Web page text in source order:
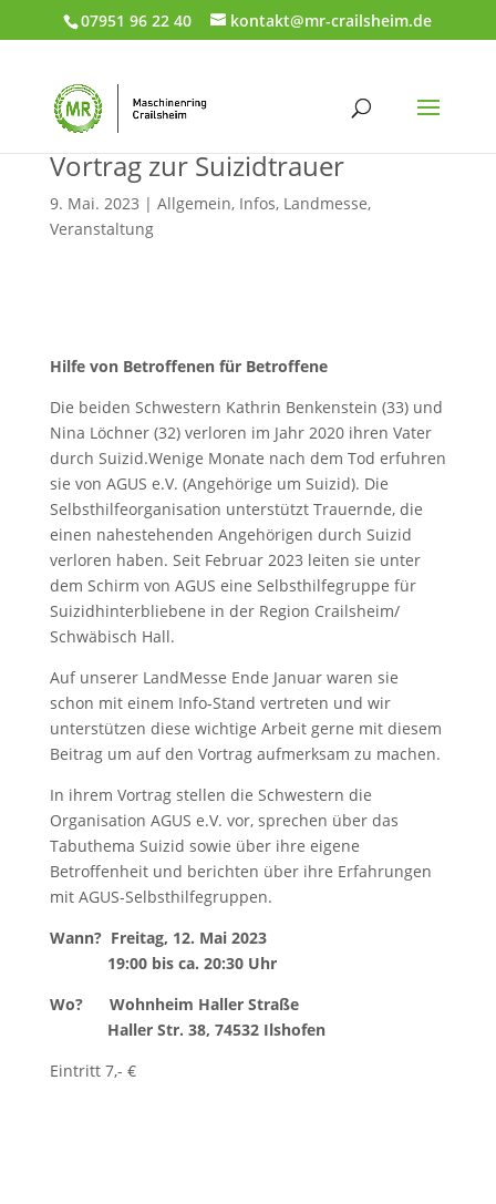
07951 96 22 40 kontakt@mr-crailsheim.de
Vortrag zur Suizidtrauer
9. Mai. 2023 | Allgemein, Infos, Landmesse,
Veranstaltung
Hilfe von Betroffenen für Betroffene
Die beiden Schwestern Kathrin Benkenstein (33) und
Nina Löchner (32) verloren im Jahr 2020 ihren Vater
durch Suizid.Wenige Monate nach dem Tod erfuhren
sie von AGUS e.V. (Angehörige um Suizid). Die
Selbsthilfeorganisation unterstützt Trauernde, die
einen nahestehenden Angehörigen durch Suizid
verloren haben. Seit Februar 2023 leiten sie unter
dem Schirm von AGUS eine Selbsthilfegruppe für
Suizidhinterbliebene in der Region Crailsheim/
Schwäbisch Hall.
Auf unserer LandMesse Ende Januar waren sie
schon mit einem Info-Stand vertreten und wir
unterstützen diese wichtige Arbeit gerne mit diesem
Beitrag um auf den Vortrag aufmerksam zu machen.
In ihrem Vortrag stellen die Schwestern die
Organisation AGUS e.V. vor, sprechen über das
Tabuthema Suizid sowie über ihre eigene
Betroffenheit und berichten über ihre Erfahrungen
mit AGUS-Selbsthilfegruppen.
Wann? Freitag, 12. Mai 2023
19:00 bis ca. 20:30 Uhr
Wo? Wohnheim Haller Straße
Haller Str. 38, 74532 Ilshofen
Eintritt 7,- €